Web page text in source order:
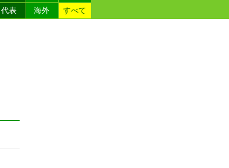
代表 海外 すべて